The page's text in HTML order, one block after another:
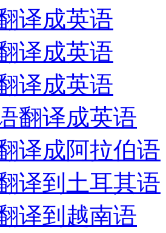
译成英语
译成英语
译成英语
翻译成英语
译成阿拉伯语
译到土耳其语
译到越南语